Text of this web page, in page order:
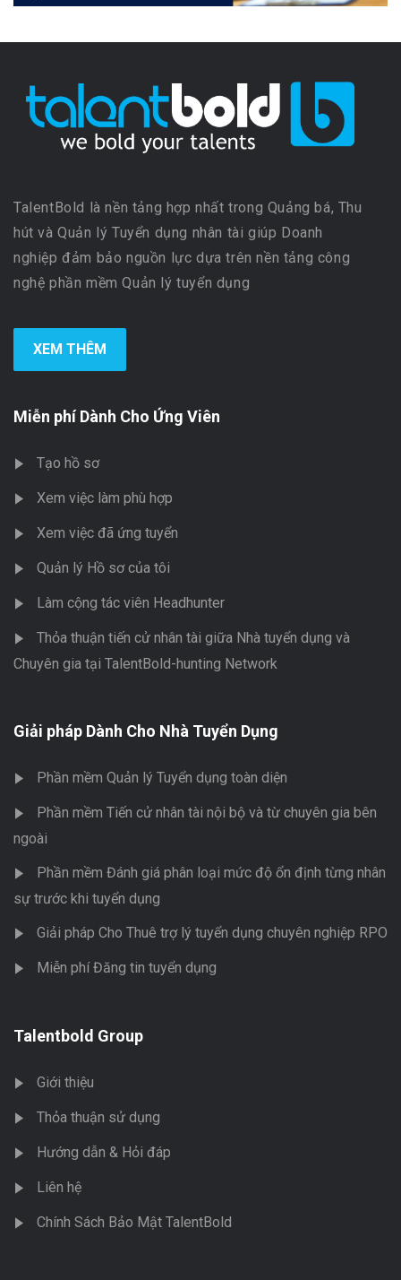
TalentBold là nền tảng hợp nhất trong Quảng bá, Thu
hút và Quản lý Tuyển dụng nhân tài giúp Doanh
nghiệp đảm bảo nguồn lực dựa trên nền tảng công
nghệ phần mềm Quản lý tuyển dụng
XEM THÊM
Miễn phí Dành Cho Ứng Viên
Tạo hồ sơ
Xem việc làm phù hợp
Xem việc đã ứng tuyển
Quản lý Hồ sơ của tôi
Làm cộng tác viên Headhunter
Thỏa thuận tiến cử nhân tài giữa Nhà tuyển dụng và
Chuyên gia tại TalentBold-hunting Network
Giải pháp Dành Cho Nhà Tuyển Dụng
Phần mềm Quản lý Tuyển dụng toàn diện
Phần mềm Tiến cử nhân tài nội bộ và từ chuyên gia bên
ngoài
Phần mềm Đánh giá phân loại mức độ ổn định từng nhân
sự trước khi tuyển dụng
Giải pháp Cho Thuê trợ lý tuyển dụng chuyên nghiệp RPO
Miễn phí Đăng tin tuyển dụng
Talentbold Group
Giới thiệu
Thỏa thuận sử dụng
Hướng dẫn & Hỏi đáp
Liên hệ
Chính Sách Bảo Mật TalentBold